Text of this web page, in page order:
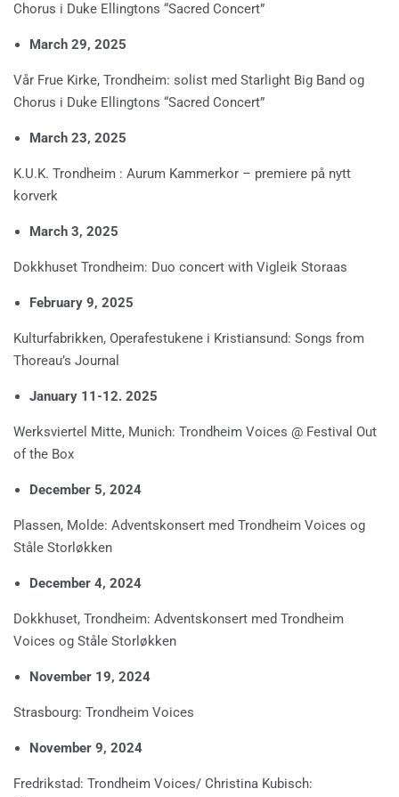
Chorus i Duke Ellingtons “Sacred Concert”
March 29, 2025
Vår Frue Kirke, Trondheim: solist med Starlight Big Band og
Chorus i Duke Ellingtons “Sacred Concert”
March 23, 2025
K.U.K. Trondheim : Aurum Kammerkor – premiere på nytt
korverk
March 3, 2025
Dokkhuset Trondheim: Duo concert with Vigleik Storaas
February 9, 2025
Kulturfabrikken, Operafestukene i Kristiansund: Songs from
Thoreau’s Journal
January 11-12. 2025
Werksviertel Mitte, Munich: Trondheim Voices @ Festival Out
of the Box
December 5, 2024
Plassen, Molde: Adventskonsert med Trondheim Voices og
Ståle Storløkken
December 4, 2024
Dokkhuset, Trondheim: Adventskonsert med Trondheim
Voices og Ståle Storløkken
November 19, 2024
Strasbourg: Trondheim Voices
November 9, 2024
Fredrikstad: Trondheim Voices/ Christina Kubisch: